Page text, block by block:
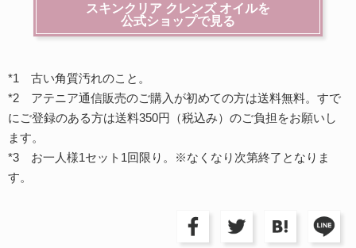
スキンクリア クレンズ オイルを
公式ショップで見る
*1 古い角質汚れのこと。
*2 アテニア通信販売のご購入が初めての方は送料無料。すで
にご登録のある方は送料350円（税込み）のご負担をお願いし
ます。
*3 お一人様1セット1回限り。※なくなり次第終了となりま
す。